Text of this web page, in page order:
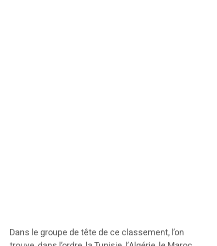
Dans le groupe de tête de ce classement, l’on